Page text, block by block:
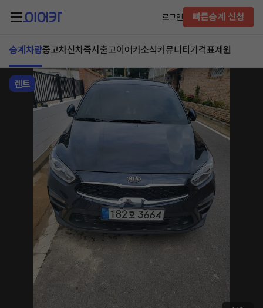
로그인 빠른승계 신청
승계차량중고차신차즉시출고이어카소식커뮤니티 가격표제원
렌트